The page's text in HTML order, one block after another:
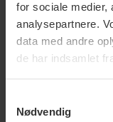
for sociale medier,
analysepartnere.
data med andre
de har indsamlet
Nødvendig
Deltagelse i
personlige
evnen til
den generelle
værdighed
som muligt.